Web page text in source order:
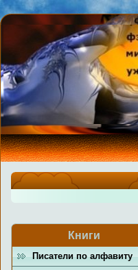
Книги
Писатели по алфавиту